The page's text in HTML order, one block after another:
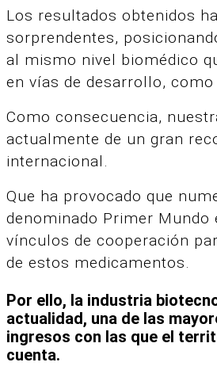
Los resultados obtenidos
sorprendentes,
al mismo nivel biomédico
en vías de desarrollo,
Como consecuencia,
actualmente de un gran
internacional.
Que ha provocado que
denominado Primer Mundo
vínculos de cooperación
de estos medicamentos.
Por ello, la industria
actualidad, una de las
ingresos con las que el
cuenta.